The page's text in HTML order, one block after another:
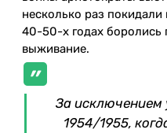
несколько раз
40-50-х годах боролись
выживание.
За исключением
1954/1955,